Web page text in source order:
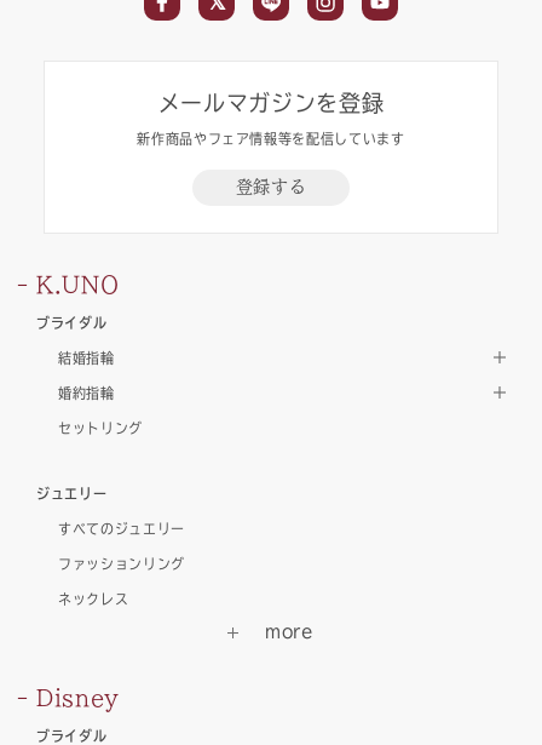
メールマガジンを登録
新作商品やフェア情報等を配信しています
登録する
K.UNO
ブライダル
結婚指輪
婚約指輪
セットリング
ジュエリー
すべてのジュエリー
ファッションリング
ネックレス
Disney
ブライダル